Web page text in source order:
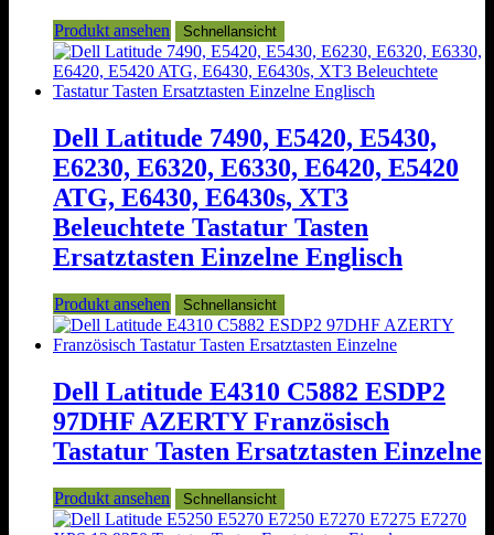
Produkt ansehen Schnellansicht
Dell Latitude 7490, E5420, E5430,
E6230, E6320, E6330, E6420, E5420
ATG, E6430, E6430s, XT3
Beleuchtete Tastatur Tasten
Ersatztasten Einzelne Englisch
Produkt ansehen Schnellansicht
Dell Latitude E4310 C5882 ESDP2
97DHF AZERTY Französisch
Tastatur Tasten Ersatztasten Einzelne
Produkt ansehen Schnellansicht